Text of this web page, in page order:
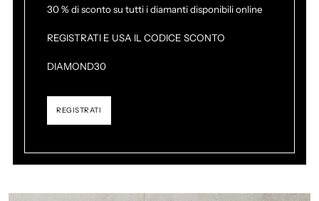
30 % di sconto su tutti i diamanti disponibili online
REGISTRATI E USA IL CODICE SCONTO
DIAMOND30
REGISTRATI